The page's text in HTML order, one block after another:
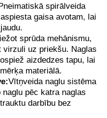
spirālveida
gaisa avotam, lai
sprūda mehānismu,
uz priekšu. Naglas
aizdedzes tapu, lai
materiālā.
Vītņveida naglu sistēma
pēc katra naglas
darbību bez